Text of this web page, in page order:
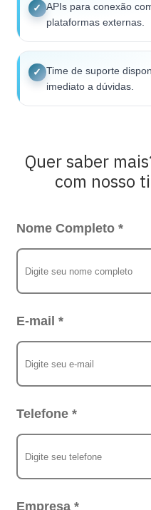
✓ APIs para conexão
plataformas externas.
✓ Time de suporte
imediato a dúvidas.
Quer saber
com nosso